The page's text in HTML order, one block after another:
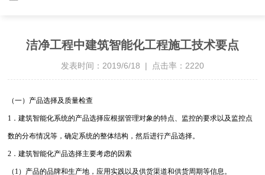
洁净工程中建筑智能化工程施工技术要点
发表时间：2019/6/18 | 点击率：2220
（一）产品选择及质量检查
1．建筑智能化系统的产品选择应根据管理对象的特点、监控的要求以及监控点
数的分布情况等，确定系统的整体结构，然后进行产品选择。
2．建筑智能化产品选择主要考虑的因素
（1）产品的品牌和生产地，应用实践以及供货渠道和供货周期等信息。